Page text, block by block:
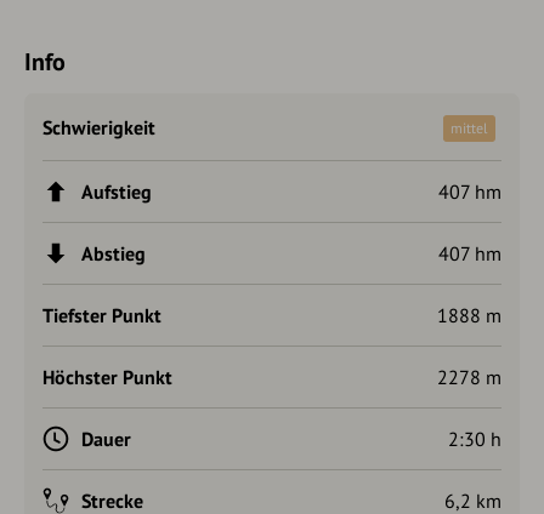
Info
Schwierigkeit mittel
Aufstieg 407 hm
Abstieg 407 hm
Tiefster Punkt 1888 m
Höchster Punkt 2278 m
Dauer 2:30 h
Strecke 6,2 km